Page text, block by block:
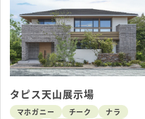
タピス天山展示場
マホガニー チーク
ナラ